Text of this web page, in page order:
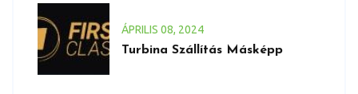
ÁPRILIS 08, 2024
Turbina Szállítás Másképp